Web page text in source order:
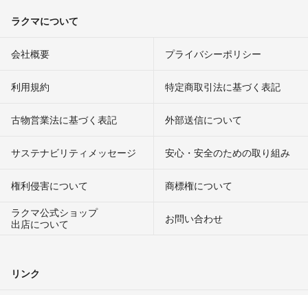
ラクマについて
会社概要 プライバシーポリシー
利用規約 特定商取引法に基づく表記
古物営業法に基づく表記 外部送信について
サステナビリティメッセージ 安心・安全のための取り組み
権利侵害について
商標権について
ラクマ公式ショップ
出店について
お問い合わせ
リンク